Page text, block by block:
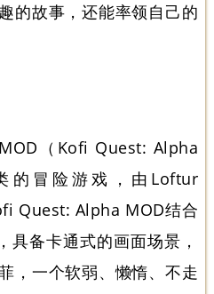
的故事，还能率领自己的
（Kofi Quest: Alpha
的冒险游戏，由Loftur
Quest: Alpha MOD结合
具备卡通式的画面场景，
，一个软弱、懒惰、不走